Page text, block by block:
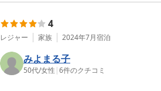
4
レジャー 家族 2024年7月宿泊
みよまる子
50代/女性 |6件のクチコミ